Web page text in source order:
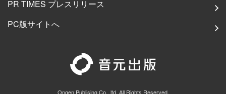
PR TIMES プレスリリース
PC版サイトへ
Ongen Publising Co., ltd. All Rights Reserved.